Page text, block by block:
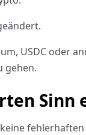
USDC oder
gehen.
Sinn